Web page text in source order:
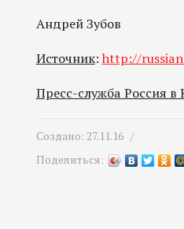
Андрей Зубов
Источник: http://
Пресс-служба Россия в
Создано: 27.11.16 /
Поделиться: